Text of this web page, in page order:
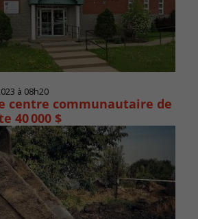
à 08h20
centre communautaire de
40 000 $